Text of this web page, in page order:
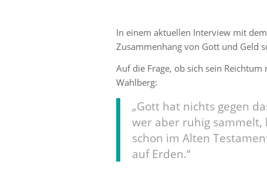
In einem aktuellen Interview mit dem
Zusammenhang von Gott und Geld
Auf die Frage, ob sich sein
Wahlberg:
„Gott hat nichts gegen
wer aber ruhig sammelt,
schon im Alten
auf Erden.“